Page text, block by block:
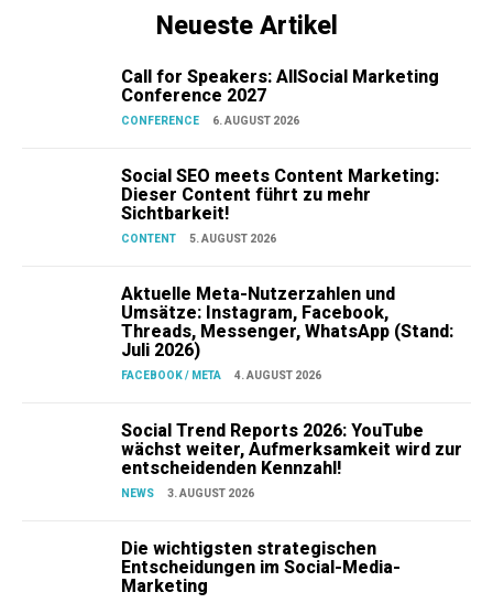
Neueste Artikel
Call for Speakers: AllSocial Marketing
Conference 2027
CONFERENCE 6. AUGUST 2026
Social SEO meets Content Marketing:
Dieser Content führt zu mehr
Sichtbarkeit!
CONTENT 5. AUGUST 2026
Aktuelle Meta-Nutzerzahlen und
Umsätze: Instagram, Facebook,
Threads, Messenger, WhatsApp (Stand:
Juli 2026)
FACEBOOK / META 4. AUGUST 2026
Social Trend Reports 2026: YouTube
wächst weiter, Aufmerksamkeit wird zur
entscheidenden Kennzahl!
NEWS 3. AUGUST 2026
Die wichtigsten strategischen
Entscheidungen im Social-Media-
Marketing